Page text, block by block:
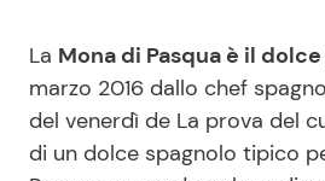
Viaggi e Turismo
Festività
La Mona di Pasqua è il
marzo 2016 dallo chef
del venerdì de La prova del
di un dolce spagnolo tipico